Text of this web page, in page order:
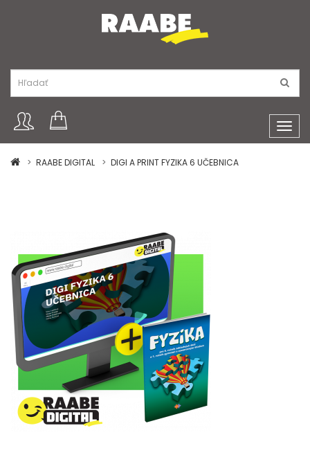
RAABE DIGITAL
DIGI A PRINT FYZIKA 6 UČEBNICA